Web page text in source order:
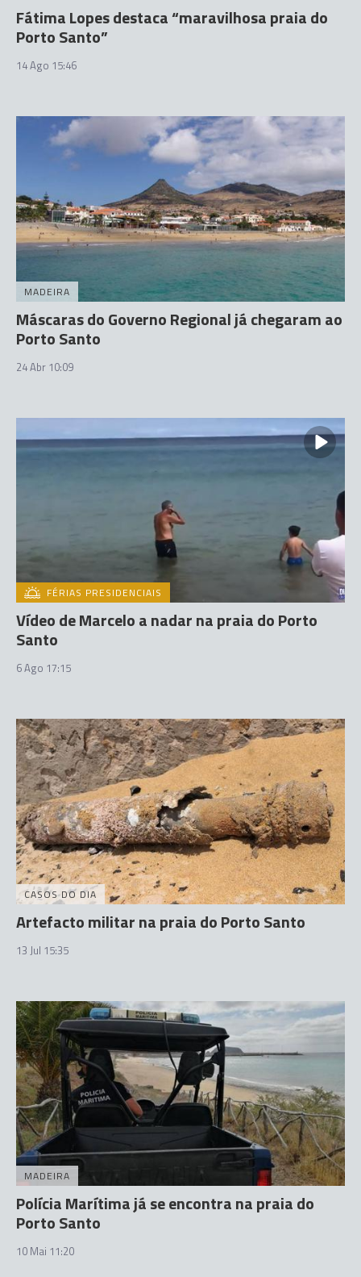
Fátima Lopes destaca “maravilhosa praia do
Porto Santo”
14 Ago 15:46
MADEIRA
Máscaras do Governo Regional já chegaram ao
Porto Santo
24 Abr 10:09
FÉRIAS PRESIDENCIAIS
Vídeo de Marcelo a nadar na praia do Porto
Santo
6 Ago 17:15
CASOS DO DIA
Artefacto militar na praia do Porto Santo
13 Jul 15:35
MADEIRA
Polícia Marítima já se encontra na praia do
Porto Santo
10 Mai 11:20